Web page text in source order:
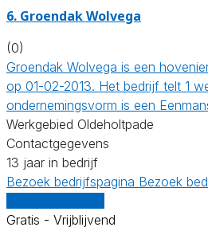
6. Groendak Wolvega
(0)
Groendak Wolvega is een
op 01-02-2013. Het bedrijf telt 1
ondernemingsvorm is een
Werkgebied Oldeholtpade
Contactgegevens
13 jaar in bedrijf
Bezoek bedrijfspagina Bezoek
Gratis - Vrijblijvend